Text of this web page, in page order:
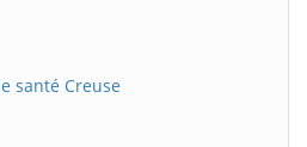
santé Creuse